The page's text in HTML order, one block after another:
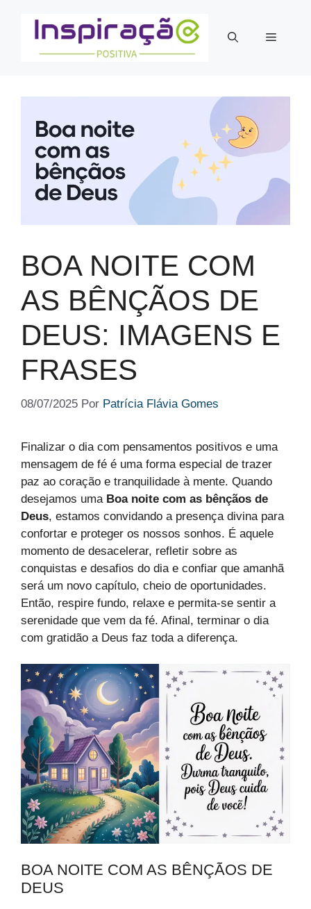
Menu
BOA NOITE COM
AS BÊNÇÃOS DE
DEUS: IMAGENS E
FRASES
08/07/2025 Por Patrícia Flávia Gomes
Finalizar o dia com pensamentos positivos e uma
mensagem de fé é uma forma especial de trazer
paz ao coração e tranquilidade à mente. Quando
desejamos uma Boa noite com as bênçãos de
Deus, estamos convidando a presença divina para
confortar e proteger os nossos sonhos. É aquele
momento de desacelerar, refletir sobre as
conquistas e desafios do dia e confiar que amanhã
será um novo capítulo, cheio de oportunidades.
Então, respire fundo, relaxe e permita-se sentir a
serenidade que vem da fé. Afinal, terminar o dia
com gratidão a Deus faz toda a diferença.
BOA NOITE COM AS BÊNÇÃOS DE
DEUS